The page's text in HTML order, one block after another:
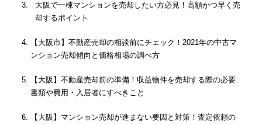
大阪で一棟マンションを売却したい方必見！高額かつ早く売
却するポイント
【大阪市】不動産売却の相談前にチェック！2021年の中古マ
ンション売却傾向と価格相場の調べ方
【大阪】不動産売却前の準備！収益物件を売却する際の必要
書類や費用・入居者にすべきこと
【大阪】マンション売却が進まない要因と対策！査定依頼の